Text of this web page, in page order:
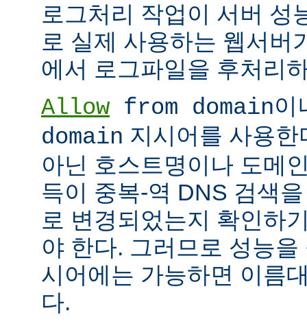
로그처리 작업이 서버 성
로 실제 사용하는 웹서버
에서 로그파일을 후처리
Allow from domain이
domain 지시어를 사용
아닌 호스트명이나 도메
득이 중복-역 DNS 검색
로 변경되었는지 확인하
야 한다. 그러므로 성능
시어에는 가능하면 이름
다.